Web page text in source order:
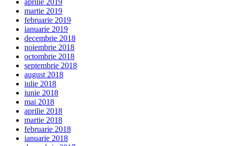
aprilie 2019
martie 2019
februarie 2019
ianuarie 2019
decembrie 2018
noiembrie 2018
octombrie 2018
septembrie 2018
august 2018
iulie 2018
iunie 2018
mai 2018
aprilie 2018
martie 2018
februarie 2018
ianuarie 2018